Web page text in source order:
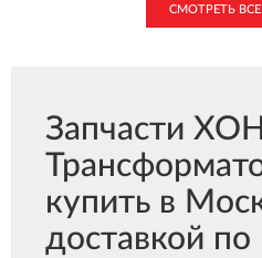
СМОТРЕТЬ
Запчасти
купить в
доставкой по